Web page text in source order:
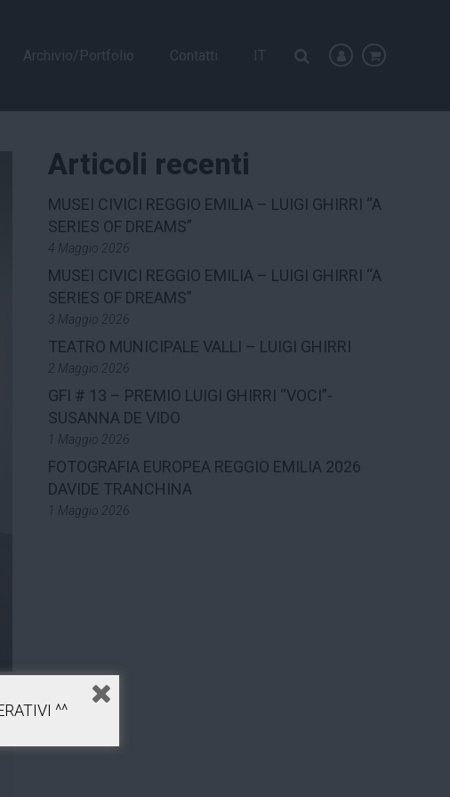
Archivio/Portfolio Contatti IT
Articoli recenti
MUSEI CIVICI REGGIO EMILIA – LUIGI GHIRRI “A
SERIES OF DREAMS”
4 Maggio 2026
MUSEI CIVICI REGGIO EMILIA – LUIGI GHIRRI “A
SERIES OF DREAMS”
3 Maggio 2026
TEATRO MUNICIPALE VALLI – LUIGI GHIRRI
2 Maggio 2026
GFI # 13 – PREMIO LUIGI GHIRRI “VOCI”-
SUSANNA DE VIDO
1 Maggio 2026
FOTOGRAFIA EUROPEA REGGIO EMILIA 2026
DAVIDE TRANCHINA
1 Maggio 2026
^^